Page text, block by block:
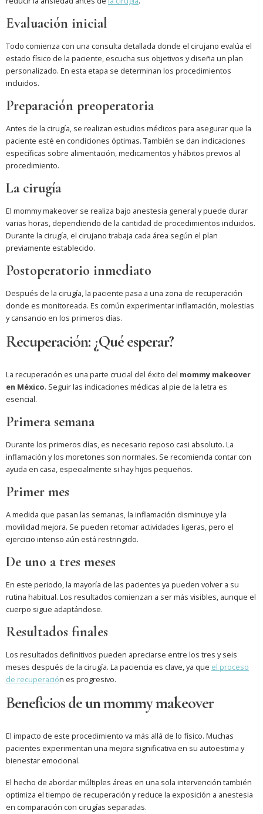
Evaluación inicial
Todo comienza con una consulta detallada donde el cirujano evalúa el
estado físico de la paciente, escucha sus objetivos y diseña un plan
personalizado. En esta etapa se determinan los procedimientos
incluidos.
Preparación preoperatoria
Antes de la cirugía, se realizan estudios médicos para asegurar que la
paciente esté en condiciones óptimas. También se dan indicaciones
específicas sobre alimentación, medicamentos y hábitos previos al
procedimiento.
La cirugía
El mommy makeover se realiza bajo anestesia general y puede durar
varias horas, dependiendo de la cantidad de procedimientos incluidos.
Durante la cirugía, el cirujano trabaja cada área según el plan
previamente establecido.
Postoperatorio inmediato
Después de la cirugía, la paciente pasa a una zona de recuperación
donde es monitoreada. Es común experimentar inflamación, molestias
y cansancio en los primeros días.
Recuperación: ¿Qué esperar?
La recuperación es una parte crucial del éxito del mommy makeover
en México. Seguir las indicaciones médicas al pie de la letra es
esencial.
Primera semana
Durante los primeros días, es necesario reposo casi absoluto. La
inflamación y los moretones son normales. Se recomienda contar con
ayuda en casa, especialmente si hay hijos pequeños.
Primer mes
A medida que pasan las semanas, la inflamación disminuye y la
movilidad mejora. Se pueden retomar actividades ligeras, pero el
ejercicio intenso aún está restringido.
De uno a tres meses
En este periodo, la mayoría de las pacientes ya pueden volver a su
rutina habitual. Los resultados comienzan a ser más visibles, aunque el
cuerpo sigue adaptándose.
Resultados finales
Los resultados definitivos pueden apreciarse entre los tres y seis
meses después de la cirugía. La paciencia es clave, ya que el proceso
de recuperación es progresivo.
Beneficios de un mommy makeover
El impacto de este procedimiento va más allá de lo físico. Muchas
pacientes experimentan una mejora significativa en su autoestima y
bienestar emocional.
El hecho de abordar múltiples áreas en una sola intervención también
optimiza el tiempo de recuperación y reduce la exposición a anestesia
en comparación con cirugías separadas.